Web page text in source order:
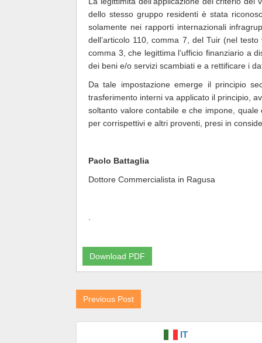
dello stesso gruppo residenti è stata
solamente nei rapporti internazionali
dell’articolo 110, comma 7, del Tuir (nel
comma 3, che legittima l’ufficio finanziario a
dei beni e/o servizi scambiati e a rettificare i
Da tale impostazione emerge il principio
trasferimento interni va applicato il principio,
soltanto valore contabile e che impone,
per corrispettivi e altri proventi, presi in
Paolo Battaglia
Dottore Commercialista in Ragusa
Download PDF
Previous Post
IT